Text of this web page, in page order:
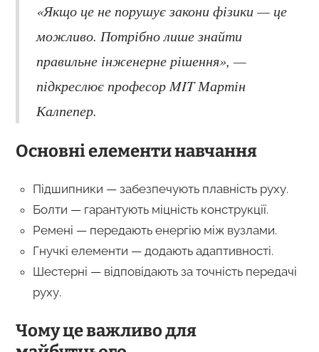
«Якщо це не порушує закони фізики — це
можливо. Потрібно лише знайти
правильне інженерне рішення», —
підкреслює професор MIT Мартін
Калпепер.
Основні елементи навчання
Підшипники — забезпечують плавність руху.
Болти — гарантують міцність конструкції.
Ремені — передають енергію між вузлами.
Гнучкі елементи — додають адаптивності.
Шестерні — відповідають за точність передачі
руху.
Чому це важливо для